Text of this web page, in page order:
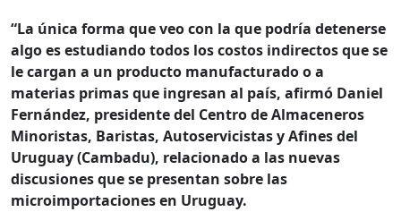
“La única forma que veo con la que podría detenerse
algo es estudiando todos los costos indirectos que se
le cargan a un producto manufacturado o a
materias primas que ingresan al país, afirmó Daniel
Fernández, presidente del Centro de Almaceneros
Minoristas, Baristas, Autoservicistas y Afines del
Uruguay (Cambadu), relacionado a las nuevas
discusiones que se presentan sobre las
microimportaciones en Uruguay.